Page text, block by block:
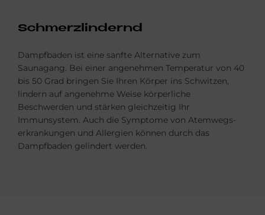
Schmerz­lin­dernd
Dampfbaden ist eine sanfte Alternative zum
Saunagang. Bei einer angenehmen Temperatur von 40
bis 50 Grad bringen Sie Ihren Körper ins Schwitzen,
lindern auf angenehme Weise körperliche
Beschwerden und stärken gleichzeitig Ihr
Immunsystem. Auch die Symptome von Atemwegs­
erkrankungen und Allergien können durch das
Dampfbaden gelindert werden.